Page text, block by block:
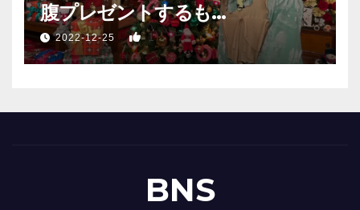
腹プレゼントするも…
2022-12-25 1
BNS